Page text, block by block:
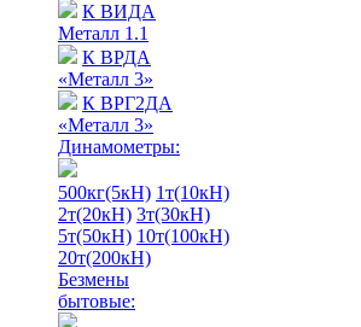
К ВИДА
Металл 1.1
К ВРДА
«Металл 3»
К ВРГ2ДА
«Металл 3»
Динамометры:
500кг(5кН) 1т(10кН)
2т(20кН) 3т(30кН)
5т(50кН) 10т(100кН)
20т(200кН)
Безмены
бытовые: